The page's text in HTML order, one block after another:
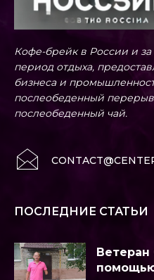
Кофе-брейк в России и
период отдыха,
бизнеса и
послеобеденный
послеобеденный чай.
ПОСЛЕДНИЕ СТАТЬИ